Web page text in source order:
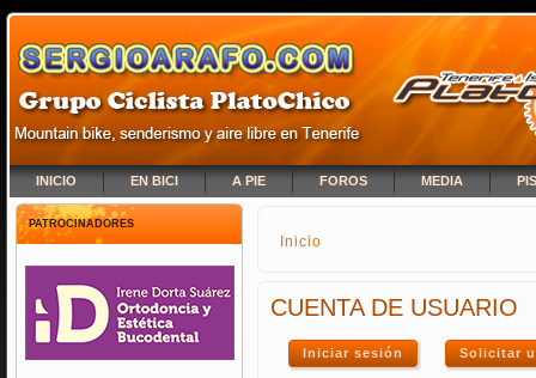
INICIO EN BICI A PIE FOROS MEDIA
PATROCINADORES
SE ENCUENTRA USTED
Inicio
CUENTA DE USUARIO
Iniciar sesión (solapa activa)
Solicitar